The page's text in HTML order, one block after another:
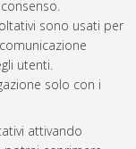
sono usati per
utenti.
solo con i
attivando
6 20:37:59 2026